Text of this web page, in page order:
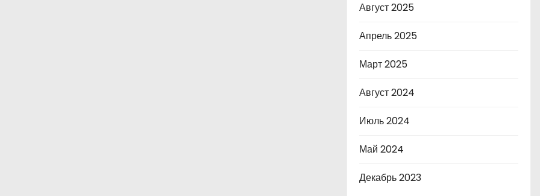
Август 2025
Апрель 2025
Март 2025
Август 2024
Июль 2024
Май 2024
Декабрь 2023